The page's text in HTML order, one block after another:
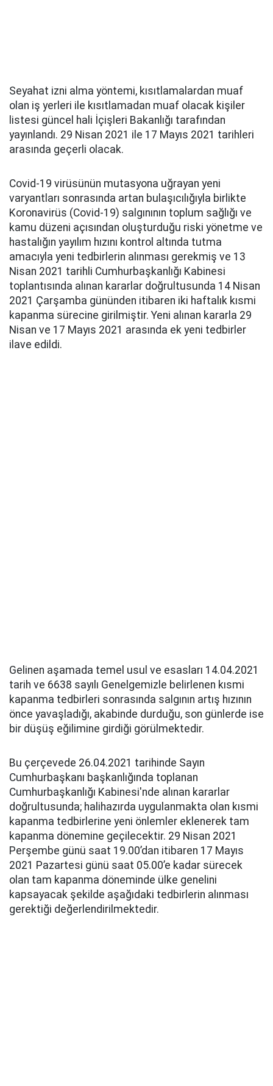
Seyahat izni alma yöntemi, kısıtlamalardan muaf
olan iş yerleri ile kısıtlamadan muaf olacak kişiler
listesi güncel hali İçişleri Bakanlığı tarafından
yayınlandı. 29 Nisan 2021 ile 17 Mayıs 2021 tarihleri
arasında geçerli olacak.
Covid-19 virüsünün mutasyona uğrayan yeni
varyantları sonrasında artan bulaşıcılığıyla birlikte
Koronavirüs (Covid-19) salgınının toplum sağlığı ve
kamu düzeni açısından oluşturduğu riski yönetme ve
hastalığın yayılım hızını kontrol altında tutma
amacıyla yeni tedbirlerin alınması gerekmiş ve 13
Nisan 2021 tarihli Cumhurbaşkanlığı Kabinesi
toplantısında alınan kararlar doğrultusunda 14 Nisan
2021 Çarşamba gününden itibaren iki haftalık kısmi
kapanma sürecine girilmiştir. Yeni alınan kararla 29
Nisan ve 17 Mayıs 2021 arasında ek yeni tedbirler
ilave edildi.
Gelinen aşamada temel usul ve esasları 14.04.2021
tarih ve 6638 sayılı Genelgemizle belirlenen kısmi
kapanma tedbirleri sonrasında salgının artış hızının
önce yavaşladığı, akabinde durduğu, son günlerde ise
bir düşüş eğilimine girdiği görülmektedir.
Bu çerçevede 26.04.2021 tarihinde Sayın
Cumhurbaşkanı başkanlığında toplanan
Cumhurbaşkanlığı Kabinesi'nde alınan kararlar
doğrultusunda; halihazırda uygulanmakta olan kısmi
kapanma tedbirlerine yeni önlemler eklenerek tam
kapanma dönemine geçilecektir. 29 Nisan 2021
Perşembe günü saat 19.00’dan itibaren 17 Mayıs
2021 Pazartesi günü saat 05.00’e kadar sürecek
olan tam kapanma döneminde ülke genelini
kapsayacak şekilde aşağıdaki tedbirlerin alınması
gerektiği değerlendirilmektedir.